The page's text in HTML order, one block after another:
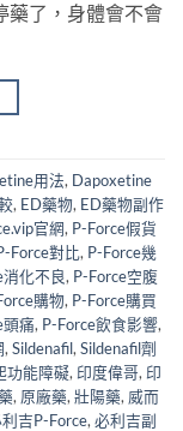
藥了，身體會不會
用法, Dapoxetine
, ED藥物, ED藥物副作
官網, P-Force假貨
Force對比, P-Force幾
消化不良, P-Force空腹
購物, P-Force購買
頭痛, P-Force飲食影響,
, Sildenafil, Sildenafil劑
功能障礙, 印度偉哥, 印
, 原廠藥, 壯陽藥, 威而
吉P-Force, 必利吉副